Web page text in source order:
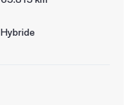
Hybride